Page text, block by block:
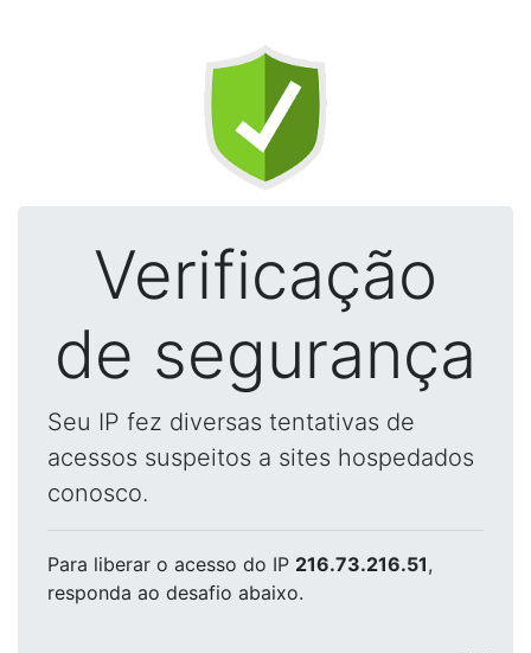
Verificação
de segurança
Seu IP fez diversas tentativas de
acessos suspeitos a sites hospedados
conosco.
Para liberar o acesso do IP 216.73.216.51,
responda ao desafio abaixo.